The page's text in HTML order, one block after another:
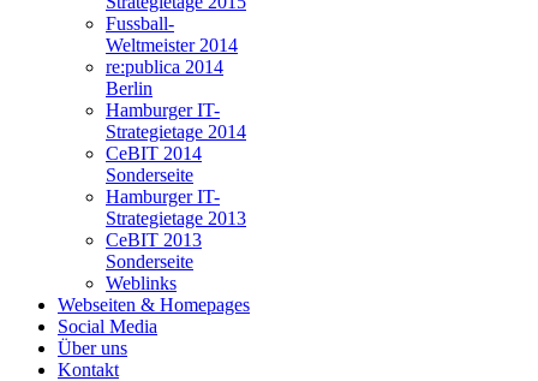
Fussball-
Weltmeister 2014
re:publica 2014
Berlin
Hamburger IT-
Strategietage 2014
CeBIT 2014
Sonderseite
Hamburger IT-
Strategietage 2013
CeBIT 2013
Sonderseite
Weblinks
Webseiten & Homepages
Social Media
Über uns
Kontakt